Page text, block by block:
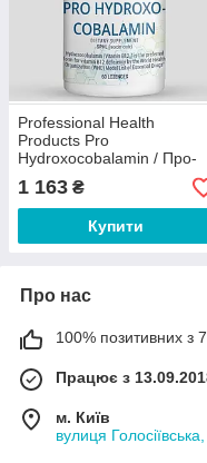
Professional Health
Products Pro
Hydroxocobalamin / Про-
гідроксокобаламін вітамін
Б12 60 льодяників
1 163 ₴
Купити
Про нас
100% позитивних з
Працює з
м. Київ
вулиця